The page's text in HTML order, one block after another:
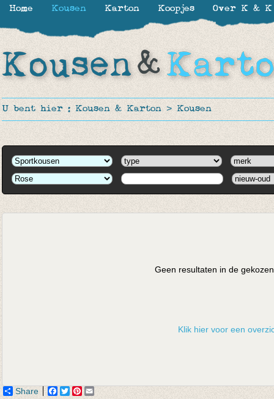
U bent hier : Kousen & Karton > Kousen
Geen resultaten in de
Klik hier voor een
Share Facebook
TwitterPinterest
Home Kousen Karton Koopjes Over K & K